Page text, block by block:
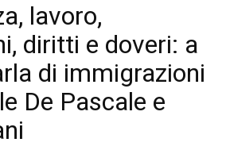
lavoro,
diritti e doveri: a
di immigrazioni
De Pascale e